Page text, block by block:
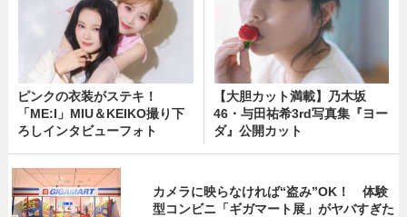
ピンクの衣装がステキ！
「ME:I」MIU＆KEIKO撮り下
ろしインタビューフォト
【大胆カット満載】乃木坂
46・与田祐希3rd写真集『ヨー
ダ』公開カット
カメラに映らなければ“盗み”OK！ 体験
型コンビニ「ギガマート展」がヤバすぎた